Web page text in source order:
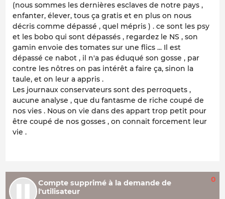
(nous sommes les dernières esclaves de notre pays ,
enfanter, élever, tous ça gratis et en plus on nous
décris comme dépassé , quel mépris ) . ce sont les psy
et les bobo qui sont dépassés , regardez le NS , son
gamin envoie des tomates sur une flics ... Il est
dépassé ce nabot , il n'a pas éduqué son gosse , par
contre les nôtres on pas intérêt a faire ça, sinon la
taule, et on leur a appris .
Les journaux conservateurs sont des perroquets ,
aucune analyse , que du fantasme de riche coupé de
nos vies . Nous on vie dans des appart trop petit pour
être coupé de nos gosses , on connait forcement leur
vie .
Compte supprimé à la demande de
l'utilisateur
0